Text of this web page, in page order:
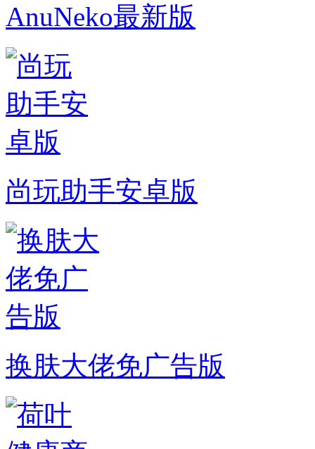
AnuNeko最新版
尚玩助手安卓版
换肤大佬免广告版